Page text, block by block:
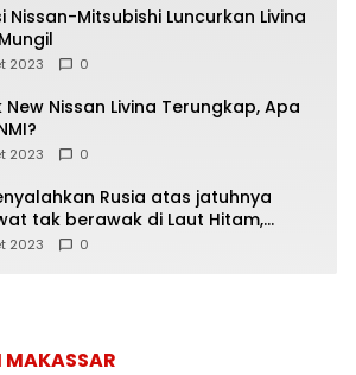
Nissan-Mitsubishi Luncurkan Livina
2023 0
New Nissan Livina Terungkap, Apa
2023 0
Rusia atas jatuhnya
tak berawak di Laut Hitam,
menyangkal
2023 0
MAKASSAR